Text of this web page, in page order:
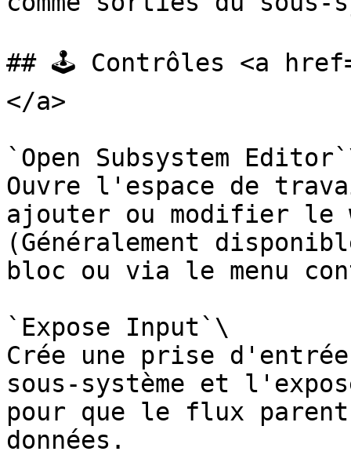
## 🕹️ Contrôles <a
</a>
`Open Subsystem
Ouvre l'espace de
ajouter ou modifier le
(Généralement
bloc ou via le menu
`Expose Input`\
Crée une prise
sous‑système et
pour que le flux
données.